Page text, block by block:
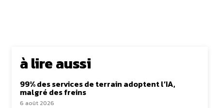
à lire aussi
99% des services de terrain adoptent l’IA,
malgré des freins
6 août 2026